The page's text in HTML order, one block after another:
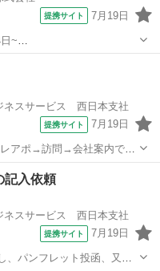
提携サイト 7月19日
勤務地・最寄
ールド・ファ...
ネスサービス 西日本支社
提携サイト 7月19日
レアポ→訪問→会社案内で
かりお教えます！) ・入退
社会保険完
入依頼
ネスサービス 西日本支社
提携サイト 7月19日
パンフレット投函、又